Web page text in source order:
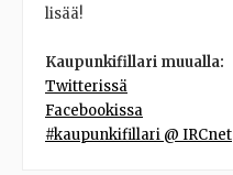
lisää!
Kaupunkifillari muualla:
Twitterissä
Facebookissa
#kaupunkifillari @ IRCnet